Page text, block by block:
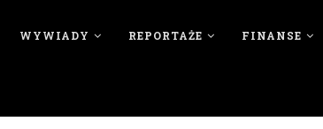
WYWIADY REPORTAŻE FINANSE